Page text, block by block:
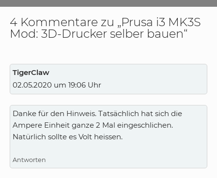
4 Kommentare zu „Prusa i3 MK3S
Mod: 3D-Drucker selber bauen“
TigerClaw
02.05.2020 um 19:06 Uhr
Danke für den Hinweis. Tatsächlich hat sich die
Ampere Einheit ganze 2 Mal eingeschlichen.
Natürlich sollte es Volt heissen.
Antworten